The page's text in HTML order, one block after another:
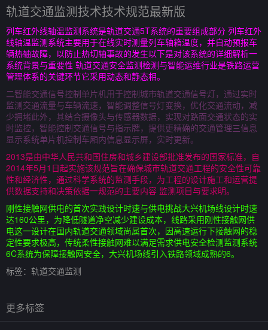
轨道交通监测技术技术规范最新版
列车红外线轴温监测系统是轨道交通5T系统的重要组成部分 列车红外
线轴温监测系统主要用于在线实时测量列车轴箱温度，并自动预报车
辆热轴故障，以防止热切轴事故的发生以下是对该系统的详细解析一
系统背景与重要性 轨道交通安全监测检测与智能运维行业是铁路运营
管理体系的关键环节它采用动态和静态相。
二智能交通信号控制单片机用于控制城市轨道交通信号灯，通过实时
监测交通流量与车辆流速，智能调整信号灯变换，优化交通流动，减
少拥堵此外，其结合摄像头与传感器数据，实现对路面交通状态的实
时监控，智能控制交通信号与指示牌，提供更精确的交通管理三信息
显示系统单片机控制车厢内信息显示屏，实时更新。
2013是由中华人民共和国住房和城乡建设部批准发布的国家标准，自
2014年5月1日起实施该规范旨在确保城市轨道交通工程的安全性可靠
性和经济性，通过科学系统的监测手段，为工程的设计施工和运营提
供数据支持和决策依据一规范的主要内容 监测项目与要求明。
刚性接触网供电的首次实践设计时速与供电挑战大兴机场线设计时速
达160公里，为降低隧道净空减少建设成本，线路采用刚性接触网供
电这一设计在国内轨道交通领域尚属首次，因高速运行下接触网的稳
定性要求极高，传统柔性接触网难以满足需求供电安全检测监测系统
6C系统为保障接触网安全，大兴机场线引入铁路领域成熟的6。
标签： 轨道交通监测
更多标签